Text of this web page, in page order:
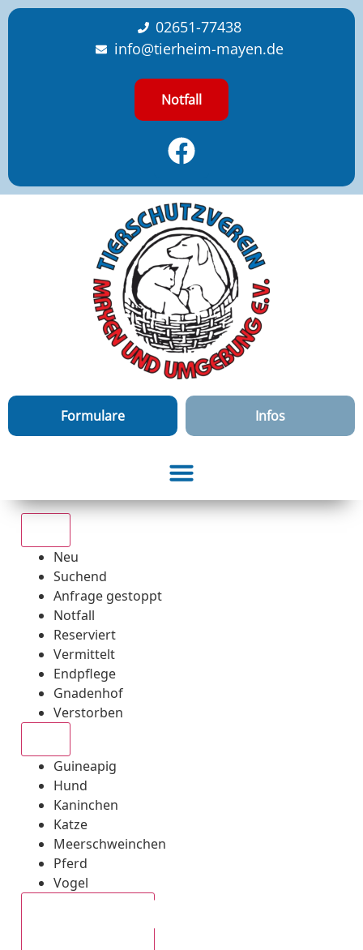
content
02651-77438
info@tierheim-mayen.de
Notfall
Formulare Infos
Neu
Suchend
Anfrage gestoppt
Notfall
Reserviert
Vermittelt
Endpflege
Gnadenhof
Verstorben
Guineapig
Hund
Kaninchen
Katze
Meerschweinchen
Pferd
Vogel